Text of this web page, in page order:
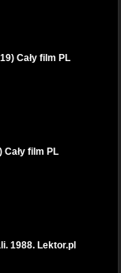
Cały film PL
Cały film PL
1988. Lektor.pl